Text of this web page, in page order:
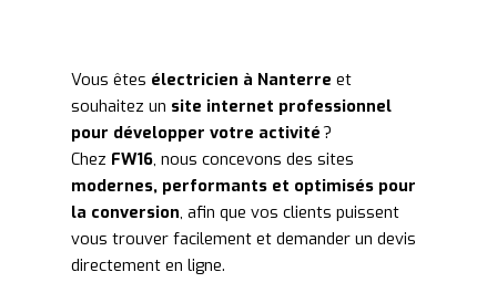
Vous êtes électricien à Nanterre et
souhaitez un site internet professionnel
pour développer votre activité?
Chez FW16, nous concevons des sites
modernes, performants et optimisés pour
la conversion, afin que vos clients puissent
vous trouver facilement et demander un devis
directement en ligne.